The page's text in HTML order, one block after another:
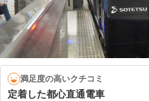
満足度の高いクチコミ
定着した都心直通電車